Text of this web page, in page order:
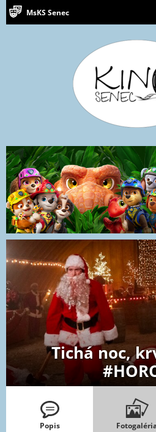
MsKS Senec
Tichá noc,
Popis